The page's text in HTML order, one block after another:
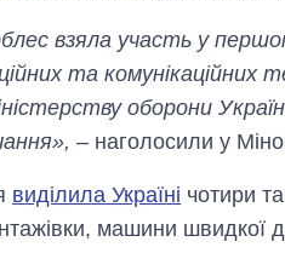
взяла участь у
та комунікаційних
оборони
– наголосили у
виділила Україні чотири
машини швидкої